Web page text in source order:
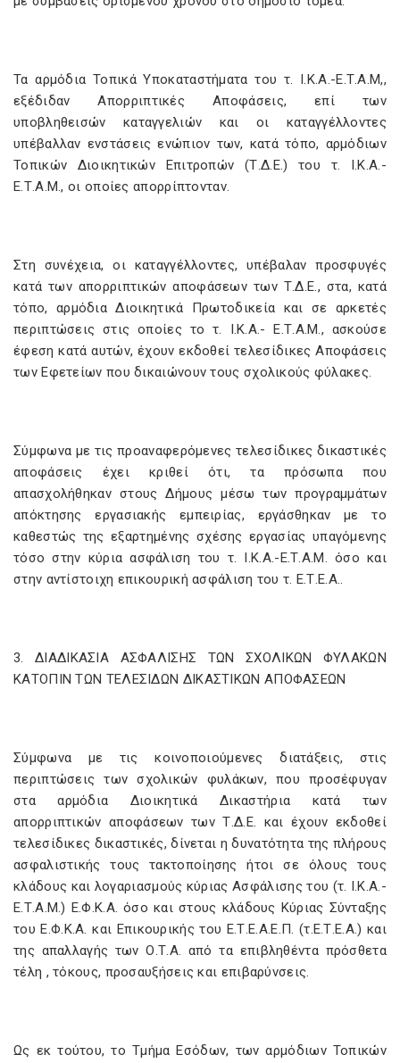
Τα αρμόδια Τοπικά Υποκαταστήματα του τ. Ι.Κ.Α.-Ε.Τ.Α.Μ,,
εξέδιδαν Απορριπτικές Αποφάσεις, επί των
υποβληθεισών καταγγελιών και οι καταγγέλλοντες
υπέβαλλαν ενστάσεις ενώπιον των, κατά τόπο, αρμόδιων
Τοπικών Διοικητικών Επιτροπών (Τ.Δ.Ε.) του τ. Ι.Κ.Α.-
Ε.Τ.Α.Μ., οι οποίες απορρίπτονταν.
Στη συνέχεια, οι καταγγέλλοντες, υπέβαλαν προσφυγές
κατά των απορριπτικών αποφάσεων των Τ.Δ.Ε., στα, κατά
τόπο, αρμόδια Διοικητικά Πρωτοδικεία και σε αρκετές
περιπτώσεις στις οποίες το τ. Ι.Κ.Α.- Ε.Τ.Α.Μ., ασκούσε
έφεση κατά αυτών, έχουν εκδοθεί τελεσίδικες Αποφάσεις
των Εφετείων που δικαιώνουν τους σχολικούς φύλακες.
Σύμφωνα με τις προαναφερόμενες τελεσίδικες δικαστικές
αποφάσεις έχει κριθεί ότι, τα πρόσωπα που
απασχολήθηκαν στους Δήμους μέσω των προγραμμάτων
απόκτησης εργασιακής εμπειρίας, εργάσθηκαν με το
καθεστώς της εξαρτημένης σχέσης εργασίας υπαγόμενης
τόσο στην κύρια ασφάλιση του τ. Ι.Κ.Α.-Ε.Τ.Α.Μ. όσο και
στην αντίστοιχη επικουρική ασφάλιση του τ. Ε.Τ.Ε.Α..
3. ΔΙΑΔΙΚΑΣΙΑ ΑΣΦΑΛΙΣΗΣ ΤΩΝ ΣΧΟΛΙΚΩΝ ΦΥΛΑΚΩΝ
ΚΑΤΟΠΙΝ ΤΩΝ ΤΕΛΕΣΙΔΩΝ ΔΙΚΑΣΤΙΚΩΝ ΑΠΟΦΑΣΕΩΝ
Σύμφωνα με τις κοινοποιούμενες διατάξεις, στις
περιπτώσεις των σχολικών φυλάκων, που προσέφυγαν
στα αρμόδια Διοικητικά Δικαστήρια κατά των
απορριπτικών αποφάσεων των Τ.Δ.Ε. και έχουν εκδοθεί
τελεσίδικες δικαστικές, δίνεται η δυνατότητα της πλήρους
ασφαλιστικής τους τακτοποίησης ήτοι σε όλους τους
κλάδους και λογαριασμούς κύριας Ασφάλισης του (τ. Ι.Κ.Α.-
Ε.Τ.Α.Μ.) Ε.Φ.Κ.Α. όσο και στους κλάδους Κύριας Σύνταξης
του Ε.Φ.Κ.Α. και Επικουρικής του Ε.Τ.Ε.Α.Ε.Π. (τ.Ε.Τ.Ε.Α.) και
της απαλλαγής των Ο.Τ.Α. από τα επιβληθέντα πρόσθετα
τέλη , τόκους, προσαυξήσεις και επιβαρύνσεις.
Ως εκ τούτου, το Τμήμα Εσόδων, των αρμόδιων Τοπικών